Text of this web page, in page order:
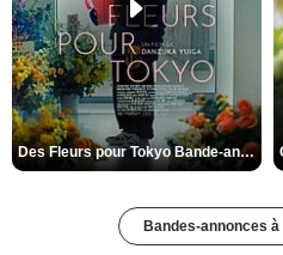
Des Fleurs pour Tokyo Bande-annonce VO STFR
Bandes-annonces